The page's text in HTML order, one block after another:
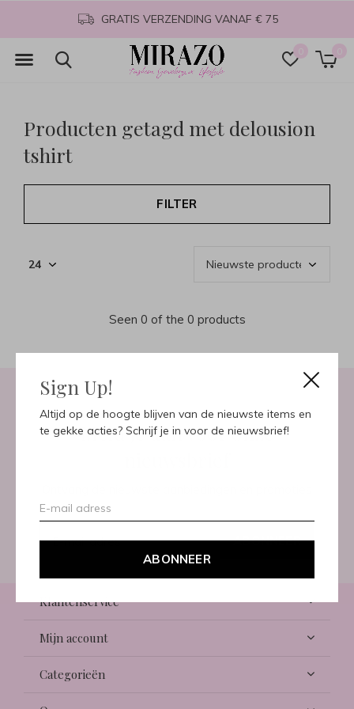
Sign Up!
Altijd op de hoogte blijven van de nieuwste items en
te gekke acties? Schrijf je in voor de nieuwsbrief!
ABONNEER
0 0
GRATIS VERZENDING VANAF € 75
Producten getagd met delousion
tshirt
FILTER
Seen 0 of the 0 products
Meld je aan voor onze
ABONNEER
Klantenservice
Mijn account
Categorieën